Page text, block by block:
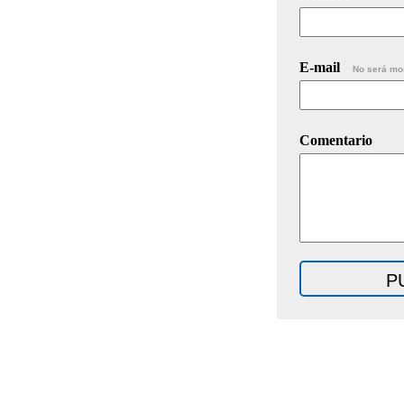
E-mail No será
Comentario